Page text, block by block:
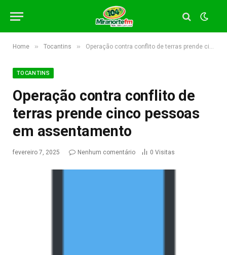
Home » Tocantins » Operação contra conflito de terras prende cinco pessoas em assentamento
TOCANTINS
Operação contra conflito de
terras prende cinco pessoas
em assentamento
fevereiro 7, 2025 Nenhum comentário 0 Visitas